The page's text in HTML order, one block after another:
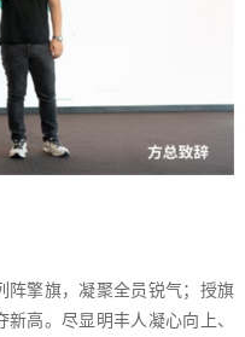
阵擎旗，凝聚全员锐气；授旗
高。尽显明丰人凝心向上、